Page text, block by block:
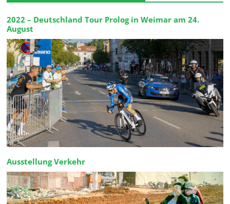
2022 – Deutschland Tour Prolog in Weimar am 24.
August
Ausstellung Verkehr